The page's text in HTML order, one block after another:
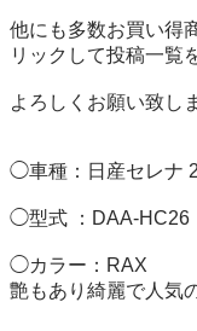
他にも多数お買い得
リックして投稿一覧
よろしくお願い致し
◯車種：日産セレナ
◯型式 ：DAA-HC26
◯カラー：RAX
艶もあり綺麗で人気